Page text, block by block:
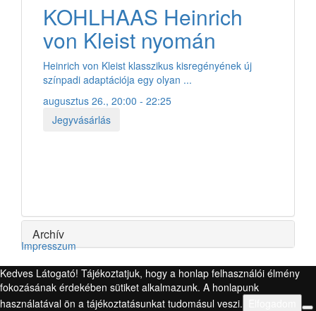
KOHLHAAS Heinrich
von Kleist nyomán
Heinrich von Kleist klasszikus kisregényének új
színpadi adaptációja egy olyan ...
augusztus 26., 20:00 - 22:25
Jegyvásárlás
Archív
Impresszum
Kedves Látogató! Tájékoztatjuk, hogy a honlap felhasználói élmény
fokozásának érdekében sütiket alkalmazunk. A honlapunk
használatával ön a tájékoztatásunkat tudomásul veszi.